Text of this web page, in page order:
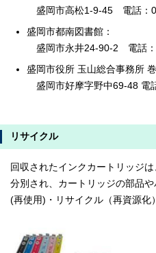
盛岡市高松1-9-45 電話：
盛岡市都南図書館：
盛岡市永井24-90-2 電話
盛岡市役所 玉山総合事務所
盛岡市好摩字野中69-48 電
リサイクル
回収されたインクカートリッジ
分別され、カートリッジの部品
(再使用)・リサイクル（再資源化